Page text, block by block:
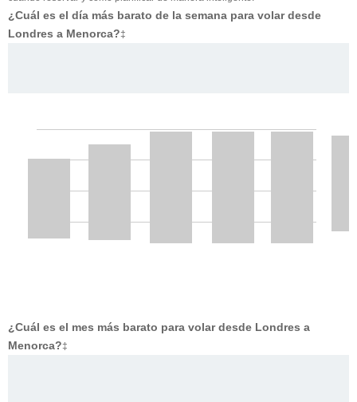
¿Cuál es el día más barato de la semana para volar desde
Londres a Menorca?‡
¿Cuál es el mes más barato para volar desde Londres a
Menorca?‡